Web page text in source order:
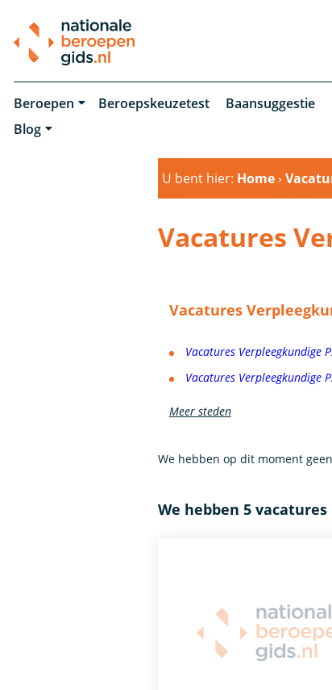
Beroepen Beroepskeuzetest Baansuggestie
Blog
U bent hier: Home›
Vacatures
Vacatures
Vacatures Verpleegkundige
Vacatures Verpleegkundige
Meer steden
We hebben op dit moment
We hebben 5